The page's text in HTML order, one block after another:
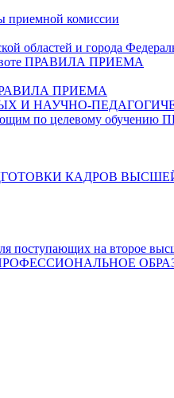
приемной комиссии
областей и города
ПРАВИЛА ПРИЕМА
ПРИЕМА
НАУЧНО-
по целевому обучению
КАДРОВ
поступающих на второе